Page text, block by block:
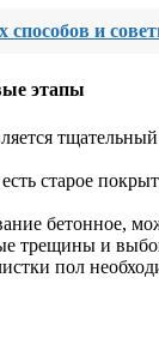
способов и
этапы
старое
бетонное,
трещины и
пол